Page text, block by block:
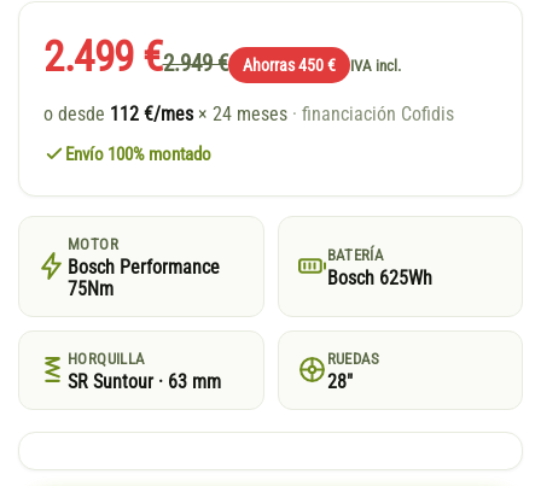
2.499 €2.949 € Ahorras 450 € IVA incl.
o desde 112 €/mes × 24 meses · financiación Cofidis
Envío 100% montado
MOTOR
Bosch Performance
75Nm
BATERÍA
Bosch 625Wh
HORQUILLA
SR Suntour · 63 mm
RUEDAS
28"